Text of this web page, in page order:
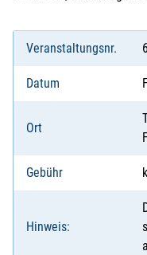
Veranstaltungsnr.
Datum
Ort
Gebühr
Hinweis: